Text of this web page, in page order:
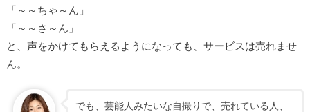
「～～ちゃ～ん」
「～～さ～ん」
と、声をかけてもらえるようになっても、サービスは売れませ
ん。
でも、芸能人みたいな自撮りで、売れている人、